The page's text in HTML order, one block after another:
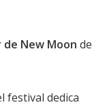
de New Moon de
festival dedica